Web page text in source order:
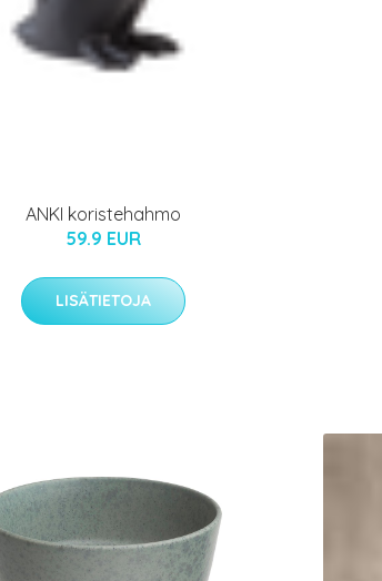
ANKI koristehahmo
59.9 EUR
LISÄTIETOJA